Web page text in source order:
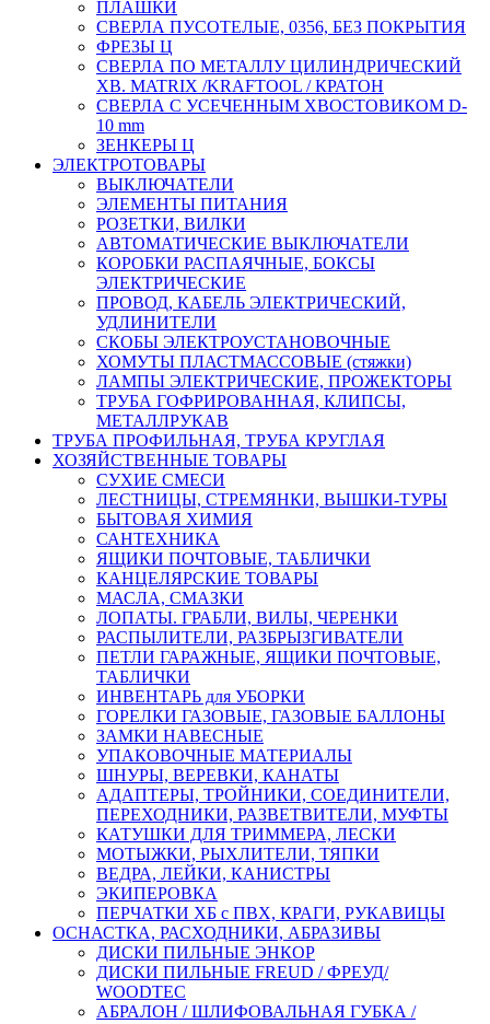
ПЛАШКИ
СВЕРЛА ПУСОТЕЛЫЕ, 0356, БЕЗ ПОКРЫТИЯ
ФРЕЗЫ Ц
СВЕРЛА ПО МЕТАЛЛУ ЦИЛИНДРИЧЕСКИЙ
ХВ. MATRIX /KRAFTOOL / КРАТОН
СВЕРЛА С УСЕЧЕННЫМ ХВОСТОВИКОМ D-
10 mm
ЗЕНКЕРЫ Ц
ЭЛЕКТРОТОВАРЫ
ВЫКЛЮЧАТЕЛИ
ЭЛЕМЕНТЫ ПИТАНИЯ
РОЗЕТКИ, ВИЛКИ
АВТОМАТИЧЕСКИЕ ВЫКЛЮЧАТЕЛИ
КОРОБКИ РАСПАЯЧНЫЕ, БОКСЫ
ЭЛЕКТРИЧЕСКИЕ
ПРОВОД, КАБЕЛЬ ЭЛЕКТРИЧЕСКИЙ,
УДЛИНИТЕЛИ
СКОБЫ ЭЛЕКТРОУСТАНОВОЧНЫЕ
ХОМУТЫ ПЛАСТМАССОВЫЕ (стяжки)
ЛАМПЫ ЭЛЕКТРИЧЕСКИЕ, ПРОЖЕКТОРЫ
ТРУБА ГОФРИРОВАННАЯ, КЛИПСЫ,
МЕТАЛЛРУКАВ
ТРУБА ПРОФИЛЬНАЯ, ТРУБА КРУГЛАЯ
ХОЗЯЙСТВЕННЫЕ ТОВАРЫ
СУХИЕ СМЕСИ
ЛЕСТНИЦЫ, СТРЕМЯНКИ, ВЫШКИ-ТУРЫ
БЫТОВАЯ ХИМИЯ
САНТЕХНИКА
ЯЩИКИ ПОЧТОВЫЕ, ТАБЛИЧКИ
КАНЦЕЛЯРСКИЕ ТОВАРЫ
МАСЛА, СМАЗКИ
ЛОПАТЫ. ГРАБЛИ, ВИЛЫ, ЧЕРЕНКИ
РАСПЫЛИТЕЛИ, РАЗБРЫЗГИВАТЕЛИ
ПЕТЛИ ГАРАЖНЫЕ, ЯЩИКИ ПОЧТОВЫЕ,
ТАБЛИЧКИ
ИНВЕНТАРЬ для УБОРКИ
ГОРЕЛКИ ГАЗОВЫЕ, ГАЗОВЫЕ БАЛЛОНЫ
ЗАМКИ НАВЕСНЫЕ
УПАКОВОЧНЫЕ МАТЕРИАЛЫ
ШНУРЫ, ВЕРЕВКИ, КАНАТЫ
АДАПТЕРЫ, ТРОЙНИКИ, СОЕДИНИТЕЛИ,
ПЕРЕХОДНИКИ, РАЗВЕТВИТЕЛИ, МУФТЫ
КАТУШКИ ДЛЯ ТРИММЕРА, ЛЕСКИ
МОТЫЖКИ, РЫХЛИТЕЛИ, ТЯПКИ
ВЕДРА, ЛЕЙКИ, КАНИСТРЫ
ЭКИПЕРОВКА
ПЕРЧАТКИ ХБ с ПВХ, КРАГИ, РУКАВИЦЫ
ОСНАСТКА, РАСХОДНИКИ, АБРАЗИВЫ
ДИСКИ ПИЛЬНЫЕ ЭНКОР
ДИСКИ ПИЛЬНЫЕ FREUD / ФРЕУД/
WOODTEC
АБРАЛОН / ШЛИФОВАЛЬНАЯ ГУБКА /